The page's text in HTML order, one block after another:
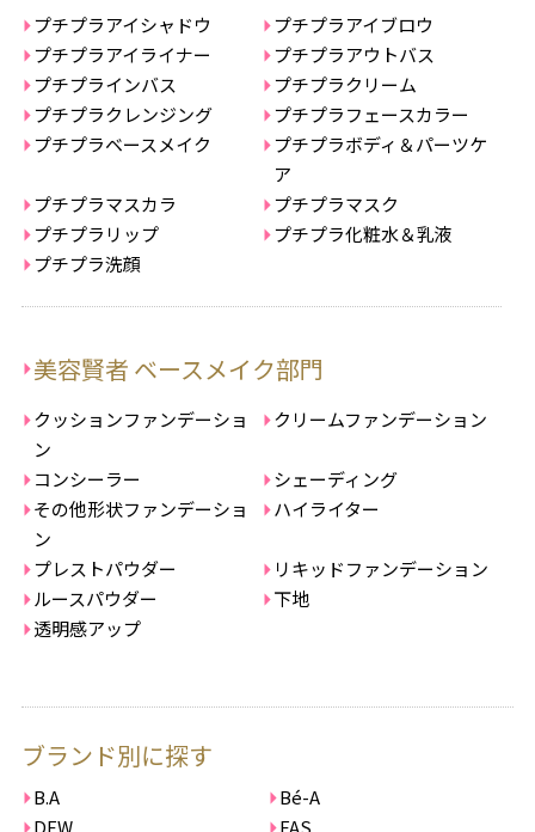
プチプラアイシャドウ
プチプラアイブロウ
プチプラアイライナー
プチプラアウトバス
プチプラインバス
プチプラクリーム
プチプラクレンジング
プチプラフェースカラー
プチプラベースメイク
プチプラボディ＆パーツケ
ア
プチプラマスカラ
プチプラマスク
プチプラリップ
プチプラ化粧水＆乳液
プチプラ洗顔
美容賢者 ベースメイク部門
クッションファンデーショ
ン
クリームファンデーション
コンシーラー
シェーディング
その他形状ファンデーショ
ン
ハイライター
プレストパウダー
リキッドファンデーション
ルースパウダー
下地
透明感アップ
ブランド別に探す
B.A
Bé-A
DEW
FAS